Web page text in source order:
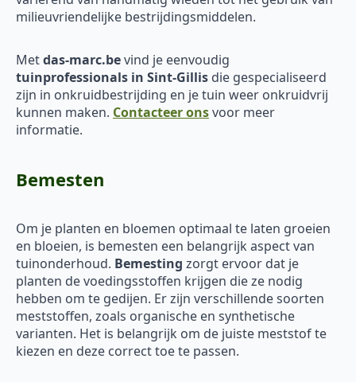
milieuvriendelijke bestrijdingsmiddelen.
Metdas-marc.bevind je eenvoudig
tuinprofessionals in Sint-Gillis die gespecialiseerd
zijn in onkruidbestrijding en je tuin weer onkruidvrij
kunnen maken. Contacteer onsvoor meer
informatie.
Bemesten
Om je planten en bloemen optimaal te laten groeien
en bloeien, is bemesten een belangrijk aspect van
tuinonderhoud. Bemesting zorgt ervoor dat je
planten de voedingsstoffen krijgen die ze nodig
hebben om te gedijen. Er zijn verschillende soorten
meststoffen, zoals organische en synthetische
varianten. Het is belangrijk om de juiste meststof te
kiezen en deze correct toe te passen.